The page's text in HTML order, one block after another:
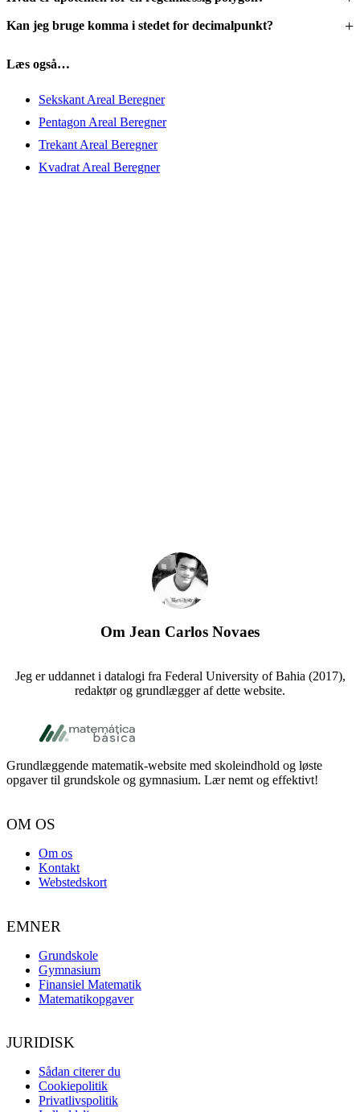
Kan jeg bruge komma i stedet for decimalpunkt?
Læs også…
Sekskant Areal Beregner
Pentagon Areal Beregner
Trekant Areal Beregner
Kvadrat Areal Beregner
Om Jean Carlos Novaes
Jeg er uddannet i datalogi fra Federal University of Bahia (2017),
redaktør og grundlægger af dette website.
Footer
Grundlæggende matematik-website med skoleindhold og løste
opgaver til grundskole og gymnasium. Lær nemt og effektivt!
OM OS
Om os
Kontakt
Webstedskort
EMNER
Grundskole
Gymnasium
Finansiel Matematik
Matematikopgaver
JURIDISK
Sådan citerer du
Cookiepolitik
Privatlivspolitik